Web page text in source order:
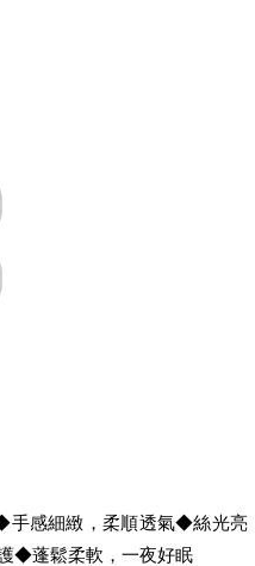
手感細緻，柔順透氣◆絲光亮
◆蓬鬆柔軟，一夜好眠